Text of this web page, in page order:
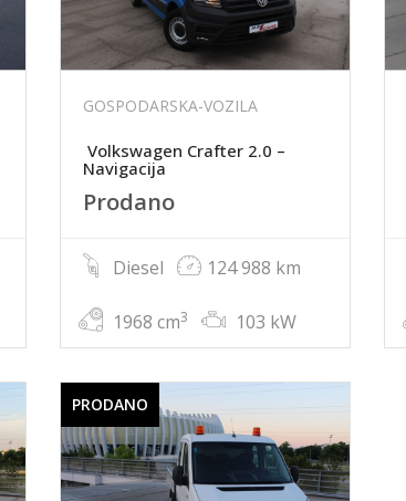
GOSPODARSKA-VOZILA
Volkswagen Crafter 2.0 –
Navigacija
Prodano
Diesel 124 988 km
1968 cm3 103 kW
PRODANO